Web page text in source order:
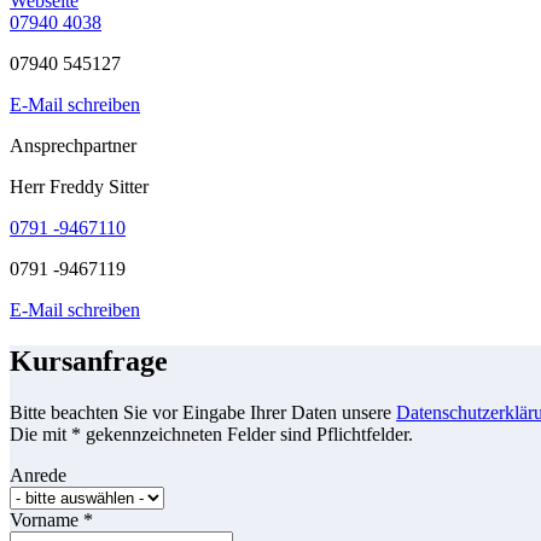
07940 4038
07940 545127
E-Mail schreiben
Ansprechpartner
Herr Freddy Sitter
0791 -9467110
0791 -9467119
E-Mail schreiben
Kursanfrage
Bitte beachten Sie vor Eingabe Ihrer Daten unsere
Die mit * gekennzeichneten Felder sind Pflichtfelder.
Anrede
Vorname *